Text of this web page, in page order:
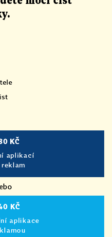
.
KČ
aplikací
reklam
KČ
aplikace